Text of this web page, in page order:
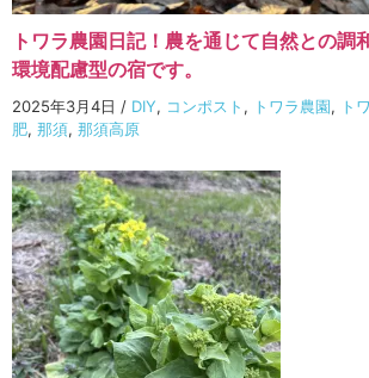
トワラ農園日記！農を通じて自然との調
環境配慮型の宿です。
2025年3月4日 / DIY, コンポスト , トワラ農園, ト
肥, 那須, 那須高原